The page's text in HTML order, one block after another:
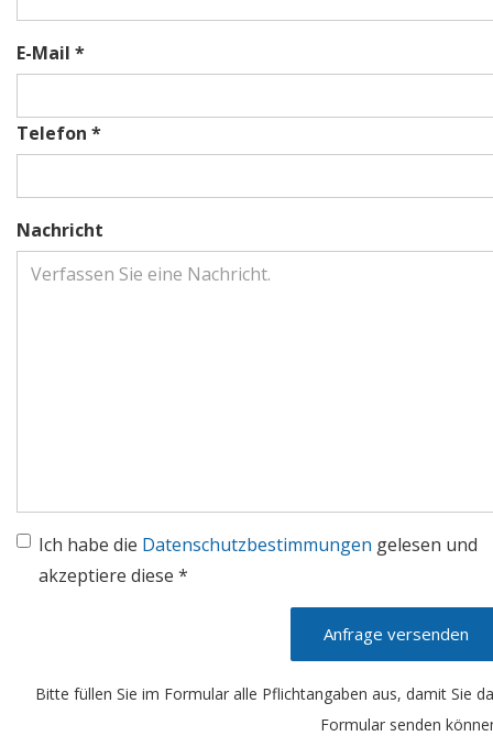
E-Mail *
Telefon *
Nachricht
Ich habe die Datenschutzbestimmungen gelesen und
akzeptiere diese *
Anfrage versenden
Bitte füllen Sie im Formular alle Pflichtangaben aus, damit Sie
Formular senden